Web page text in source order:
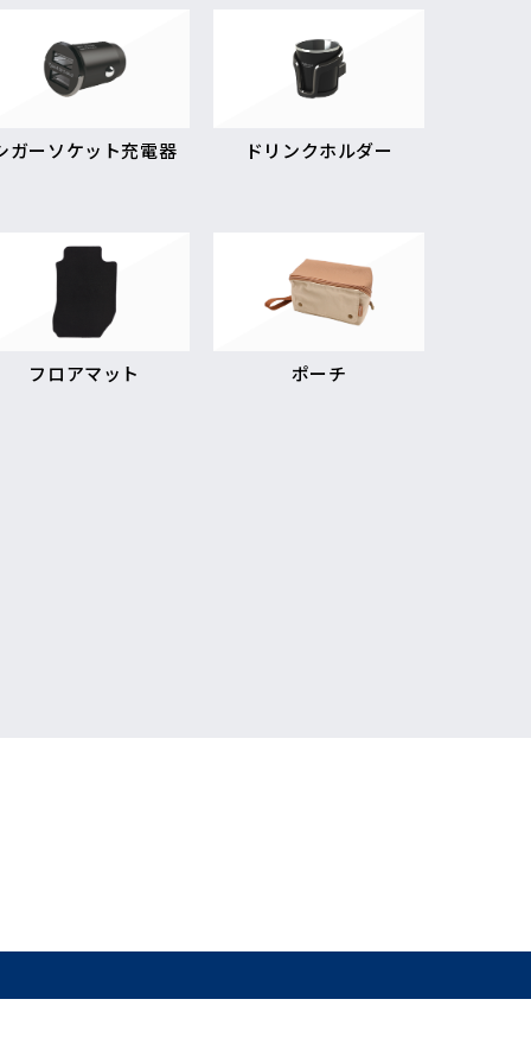
ガーソケット充電器 ドリンクホルダー
フロアマット ポーチ